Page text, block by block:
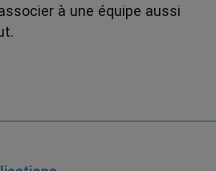
à une équipe aussi